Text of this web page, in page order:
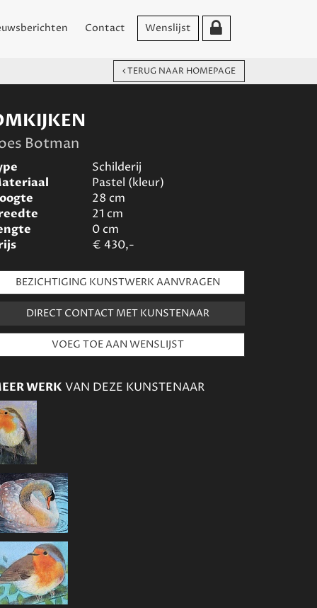
Contact Wenslijst
TERUG NAAR HOMEPAGE
Botman
Schilderij
Pastel (kleur)
28 cm
21 cm
0cm
€ 430,-
BEZICHTIGING KUNSTWERK AANVRAGEN
DIRECT CONTACT MET KUNSTENAAR
WERK VAN DEZE KUNSTENAAR